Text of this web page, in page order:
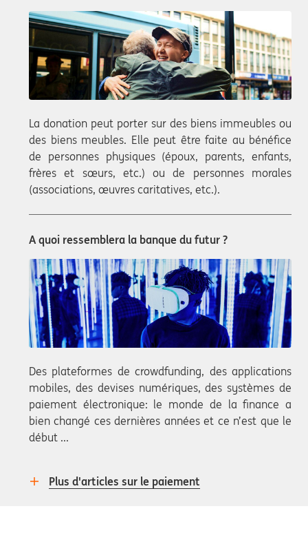
La donation peut porter sur des biens immeubles ou
des biens meubles. Elle peut être faite au bénéfice
de personnes physiques (époux, parents, enfants,
frères et sœurs, etc.) ou de personnes morales
(associations, œuvres caritatives, etc.).
A quoi ressemblera la banque du futur ?
Des plateformes de crowdfunding, des applications
mobiles, des devises numériques, des systèmes de
paiement électronique: le monde de la finance a
bien changé ces dernières années et ce n’est que le
début ...
Plus d'articles sur le paiement